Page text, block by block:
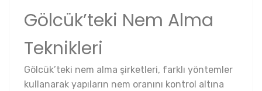
Gölcük’teki Nem Alma
Teknikleri
Gölcük’teki nem alma şirketleri, farklı yöntemler
kullanarak yapıların nem oranını kontrol altına